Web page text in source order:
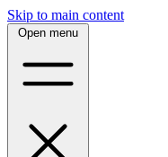
Skip to main content
Open menu